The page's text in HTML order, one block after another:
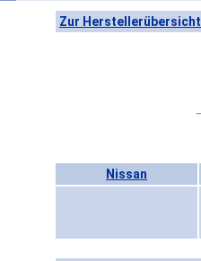
Zur Herstellerübersicht
Nissan